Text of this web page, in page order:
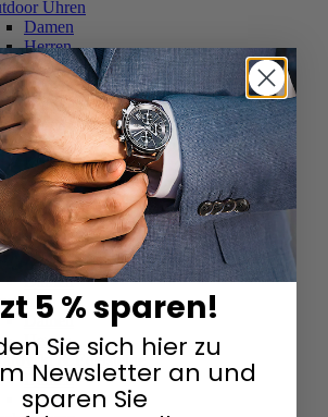
Uhren
Damen
Herren
Uhren
Damen
Herren
Damen
Herren
Damen
Herren
Herren
Damen
Damen
Herren
& Edelsteine
Damen
Herren
5 % sparen!
Sie sich hier zu
Newsletter an und
sparen Sie